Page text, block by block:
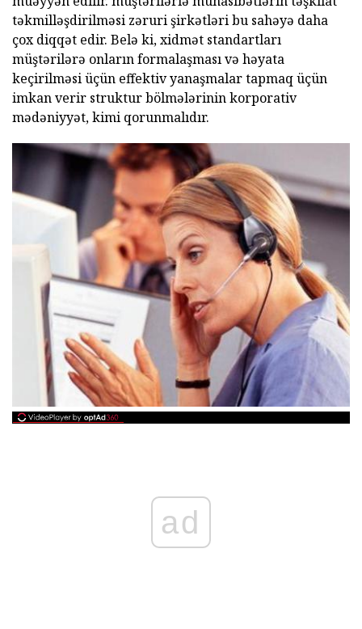
təkmilləşdirilməsi zəruri şirkətləri bu sahəyə daha
çox diqqət edir. Belə ki, xidmət standartları
müştərilərə onların formalaşması və həyata
keçirilməsi üçün effektiv yanaşmalar tapmaq üçün
imkan verir struktur bölmələrinin korporativ
mədəniyyət, kimi qorunmalıdır.
ad